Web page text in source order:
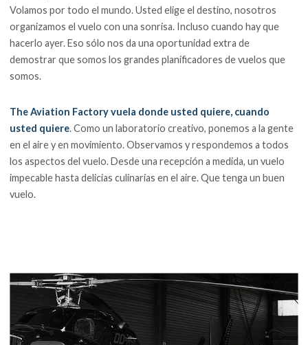
Volamos por todo el mundo. Usted elige el destino, nosotros
organizamos el vuelo con una sonrisa. Incluso cuando hay que
hacerlo ayer. Eso sólo nos da una oportunidad extra de
demostrar que somos los grandes planificadores de vuelos que
somos.
The Aviation Factory vuela donde usted quiere, cuando
usted quiere. Como un laboratorio creativo, ponemos a la gente
en el aire y en movimiento. Observamos y respondemos a todos
los aspectos del vuelo. Desde una recepción a medida, un vuelo
impecable hasta delicias culinarias en el aire. Que tenga un buen
vuelo.